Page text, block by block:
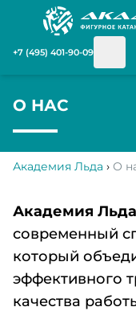
+7 (495) 401-90-09
О НАС
Академия Льда › О
Академия Льда
современный
который
эффективного
качества